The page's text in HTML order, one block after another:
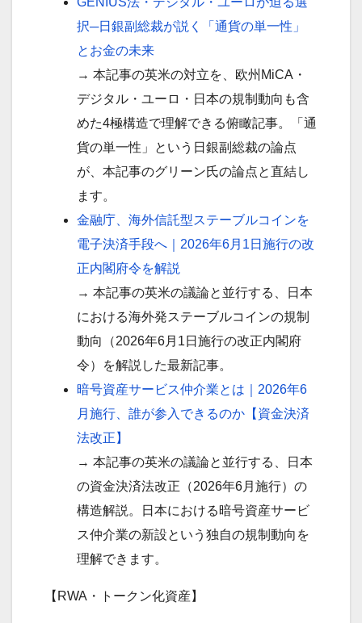
択─日銀副総裁が説く「通貨の単一性」
とお金の未来
→ 本記事の英米の対立を、欧州MiCA・
デジタル・ユーロ・日本の規制動向も含
めた4極構造で理解できる俯瞰記事。「通
貨の単一性」という日銀副総裁の論点
が、本記事のグリーン氏の論点と直結し
ます。
金融庁、海外信託型ステーブルコインを
電子決済手段へ｜2026年6月1日施行の改
正内閣府令を解説
→ 本記事の英米の議論と並行する、日本
における海外発ステーブルコインの規制
動向（2026年6月1日施行の改正内閣府
令）を解説した最新記事。
暗号資産サービス仲介業とは｜2026年6
月施行、誰が参入できるのか【資金決済
法改正】
→ 本記事の英米の議論と並行する、日本
の資金決済法改正（2026年6月施行）の
構造解説。日本における暗号資産サービ
ス仲介業の新設という独自の規制動向を
理解できます。
【RWA・トークン化資産】